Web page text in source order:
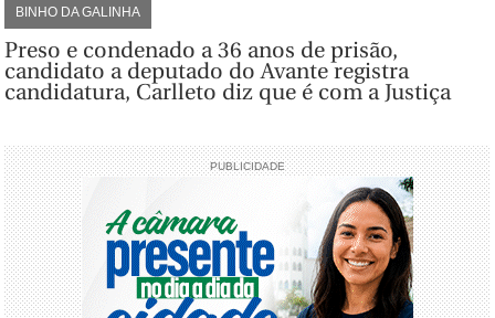
BINHO DA GALINHA
Preso e condenado a 36 anos de prisão,
candidato a deputado do Avante registra
candidatura, Carlleto diz que é com a Justiça
PUBLICIDADE